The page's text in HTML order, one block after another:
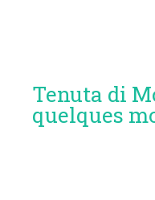
Tenuta di
quelques